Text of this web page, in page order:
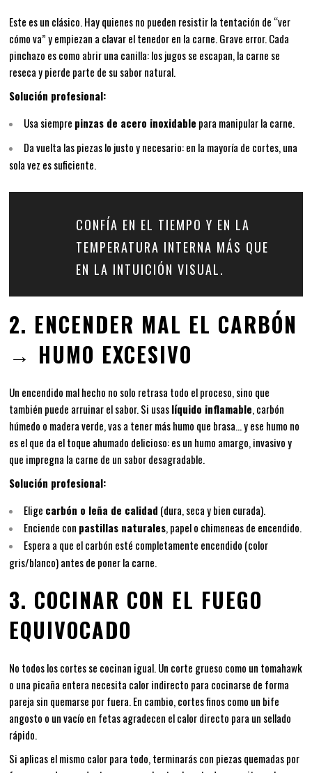
Este es un clásico. Hay quienes no pueden resistir la tentación de “ver
cómo va” y empiezan a clavar el tenedor en la carne. Grave error. Cada
pinchazo es como abrir una canilla: los jugos se escapan, la carne se
reseca y pierde parte de su sabor natural.
Solución profesional:
Usa siempre pinzas de acero inoxidable para manipular la carne.
Da vuelta las piezas lo justo y necesario: en la mayoría de cortes, una
sola vez es suficiente.
CONFÍA EN EL TIEMPO Y EN LA
TEMPERATURA INTERNA MÁS QUE
EN LA INTUICIÓN VISUAL.
2. ENCENDER MAL EL CARBÓN
→ HUMO EXCESIVO
Un encendido mal hecho no solo retrasa todo el proceso, sino que
también puede arruinar el sabor. Si usaslíquido inflamable, carbón
húmedo o madera verde, vas a tener más humo que brasa… y ese humo no
es el que da el toque ahumado delicioso: es un humo amargo, invasivo y
que impregna la carne de un sabor desagradable.
Solución profesional:
Elige carbón o leña de calidad (dura, seca y bien curada).
Enciende con pastillas naturales, papel o chimeneas de encendido.
Espera a que el carbón esté completamente encendido (color
gris/blanco) antes de poner la carne.
3. COCINAR CON EL FUEGO
EQUIVOCADO
No todos los cortes se cocinan igual. Un corte grueso como un tomahawk
o una picaña entera necesita calor indirecto para cocinarse de forma
pareja sin quemarse por fuera. En cambio, cortes finos como un bife
angosto o un vacío en fetas agradecen el calor directo para un sellado
rápido.
Si aplicas el mismo calor para todo, terminarás con piezas quemadas por